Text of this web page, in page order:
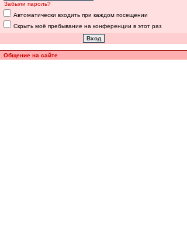
Забыли пароль?
Автоматически входить при каждом посещении
Скрыть моё пребывание на конференции в этот раз
Общение на сайте